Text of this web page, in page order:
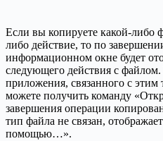
Если вы копируете какой-либо
либо действие, то по
информационном окне будет
следующего действия с
приложения, связанного с
можете получить команду
завершения операции
тип файла не связан,
помощью…».